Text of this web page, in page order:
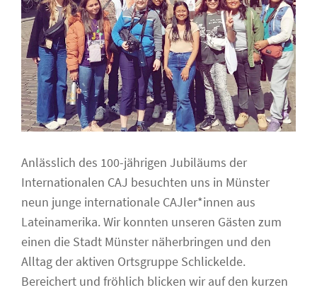
Anlässlich des 100-jährigen Jubiläums der
Internationalen CAJ besuchten uns in Münster
neun junge internationale CAJler*innen aus
Lateinamerika. Wir konnten unseren Gästen zum
einen die Stadt Münster näherbringen und den
Alltag der aktiven Ortsgruppe Schlickelde.
Bereichert und fröhlich blicken wir auf den kurzen